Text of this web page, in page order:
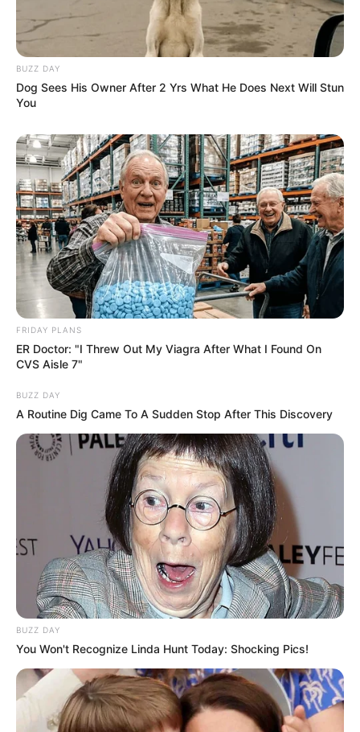
BUZZ DAY
Dog Sees His Owner After 2 Yrs What He Does Next Will Stun
You
FRIDAY PLANS
ER Doctor: "I Threw Out My Viagra After What I Found On
CVS Aisle 7"
BUZZ DAY
A Routine Dig Came To A Sudden Stop After This Discovery
BUZZ DAY
You Won't Recognize Linda Hunt Today: Shocking Pics!